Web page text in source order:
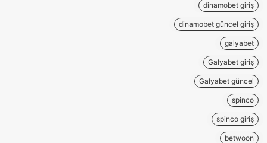
dinamobet giriş
dinamobet güncel giriş
galyabet
Galyabet giriş
Galyabet güncel
spinco
spinco giriş
betwoon